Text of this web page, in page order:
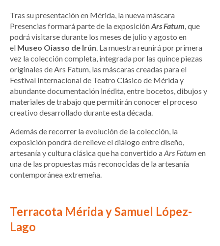
Tras su presentación en Mérida, la nueva máscara
Presencias formará parte de la exposiciónArs Fatum, que
podrá visitarse durante los meses de julio y agosto en
el Museo Oiasso de Irún. La muestra reunirá por primera
vez la colección completa, integrada por las quince piezas
originales de Ars Fatum, las máscaras creadas para el
Festival Internacional de Teatro Clásico de Mérida y
abundante documentación inédita, entre bocetos, dibujos y
materiales de trabajo que permitirán conocer el proceso
creativo desarrollado durante esta década.
Además de recorrer la evolución de la colección, la
exposición pondrá de relieve el diálogo entre diseño,
artesanía y cultura clásica que ha convertido aArs Fatum en
una de las propuestas más reconocidas de la artesanía
contemporánea extremeña.
Terracota Mérida y Samuel López-
Lago